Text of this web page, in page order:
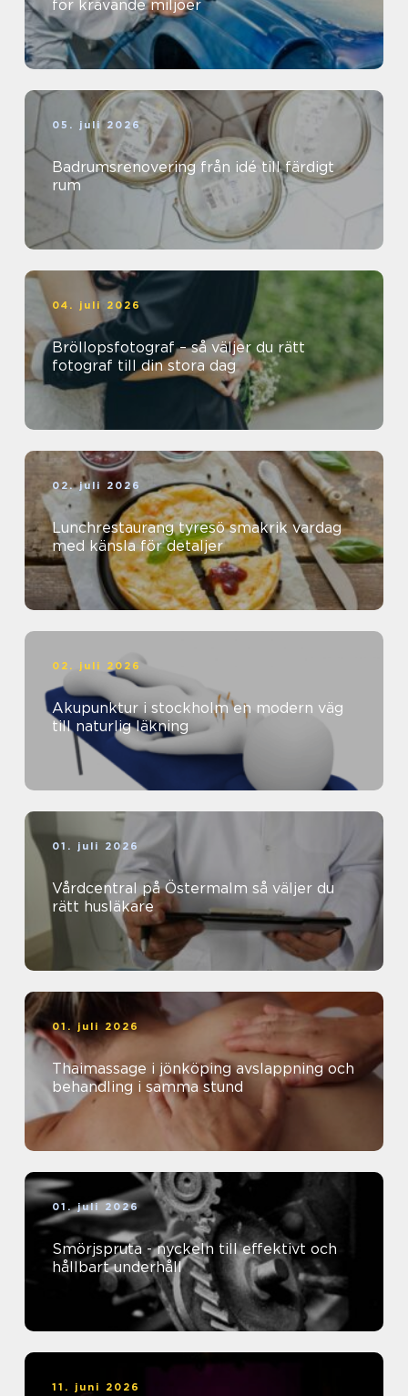
för krävande miljöer
05. juli 2026
Badrumsrenovering från idé till färdigt
rum
04. juli 2026
Bröllopsfotograf – så väljer du rätt
fotograf till din stora dag
02. juli 2026
Lunchrestaurang tyresö smakrik vardag
med känsla för detaljer
02. juli 2026
Akupunktur i stockholm en modern väg
till naturlig läkning
01. juli 2026
Vårdcentral på Östermalm så väljer du
rätt husläkare
01. juli 2026
Thaimassage i jönköping avslappning och
behandling i samma stund
01. juli 2026
Smörjspruta - nyckeln till effektivt och
hållbart underhåll
11. juni 2026